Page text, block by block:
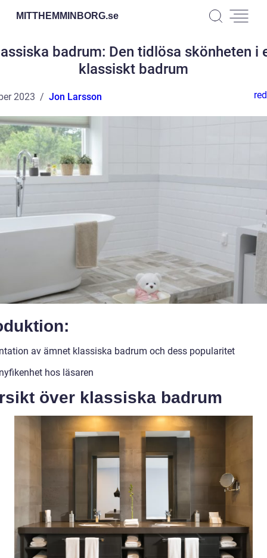
MITTHEMMINBORG.se
badrum: Den tidlösa skönheten i
klassiskt badrum
2023 Jon Larsson
av ämnet klassiska badrum och dess popularitet
hos läsaren
över klassiska badrum